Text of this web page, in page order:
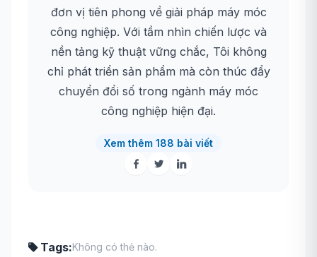
đơn vị tiên phong về giải pháp máy móc
công nghiệp. Với tầm nhìn chiến lược và
nền tảng kỹ thuật vững chắc, Tôi không
chỉ phát triển sản phẩm mà còn thúc đẩy
chuyển đổi số trong ngành máy móc
công nghiệp hiện đại.
Xem thêm 188 bài viết
Tags:Không có thẻ nào.